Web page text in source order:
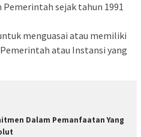
sejak tahun 1991
menguasai atau memiliki
atau Instansi yang
Dalam Pemanfaatan Yang